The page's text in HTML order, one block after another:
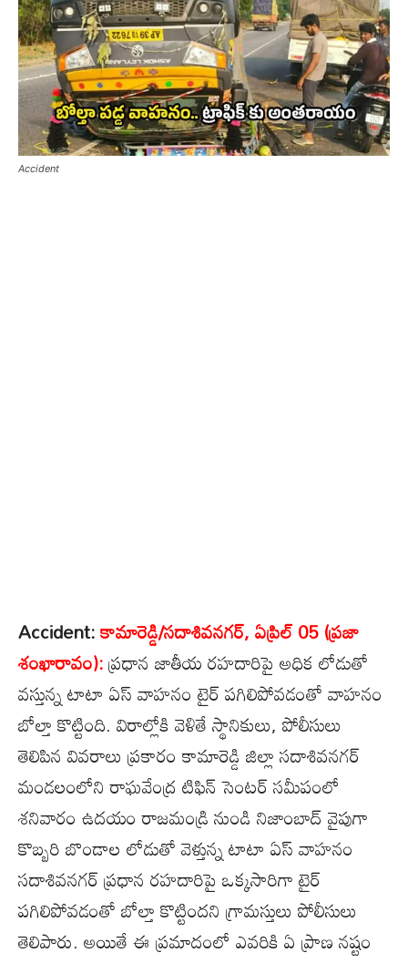
Accident
Accident:కామారెడ్డి/సదాశివనగర్, ఏప్రిల్ 05 (ప్రజా
శంఖారావం):ప్రధాన జాతీయ రహదారిపై అధిక లోడుతో
వస్తున్న టాటా ఏస్ వాహనం టైర్ పగిలిపోవడంతో వాహనం
బోల్తా కొట్టింది. విరాల్లోకి వెళితే స్థానికులు, పోలీసులు
తెలిపిన వివరాలు ప్రకారం కామారెడ్డి జిల్లా సదాశివనగర్
మండలంలోని రాఘవేంద్ర టిఫిన్ సెంటర్ సమీపంలో
శనివారం ఉదయం రాజమండ్రి నుండి నిజాంబాద్ వైపుగా
కొబ్బరి బొండాల లోడుతో వెళ్తున్న టాటా ఏస్ వాహనం
సదాశివనగర్ ప్రధాన రహదారిపై ఒక్కసారిగా టైర్
పగిలిపోవడంతో బోల్తా కొట్టిందని గ్రామస్తులు పోలీసులు
తెలిపారు. అయితే ఈ ప్రమాదంలో ఎవరికి ఏ ప్రాణ నష్టం